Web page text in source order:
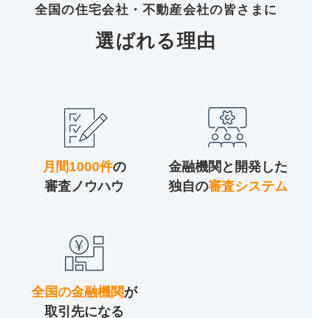
全国の住宅会社・不動産会社の皆さまに
選ばれる理由
月間1000件の
審査ノウハウ
金融機関と開発した
独自の審査システム
全国の金融機関が
取引先になる